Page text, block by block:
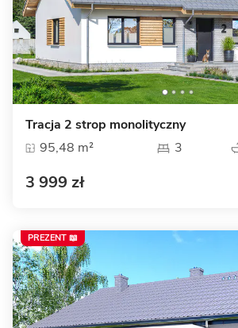
Tracja 2 strop monolityczny
95,48 m²
3
3 999 zł
PREZENT 📖